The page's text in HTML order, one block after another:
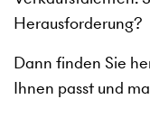
Herausforderung?
Dann finden Sie
Ihnen passt und